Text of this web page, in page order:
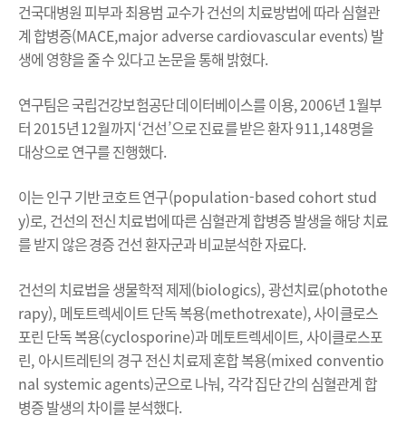
건국대병원 피부과 최용범 교수가 건선의 치료방법에 따라 심혈관
계 합병증(MACE,major adverse cardiovascular events) 발
생에 영향을 줄 수 있다고 논문을 통해 밝혔다.
연구팀은 국립건강보험공단 데이터베이스를 이용, 2006년 1월부
터2015년12월까지‘건선’으로 진료를 받은 환자911,148명을
대상으로 연구를 진행했다.
이는 인구 기반 코호트 연구(population-based cohort stud
y)로, 건선의 전신 치료법에 따른 심혈관계 합병증 발생을 해당 치료
를 받지 않은 경증 건선 환자군과 비교분석한 자료다.
건선의 치료법을 생물학적 제제(biologics),광선치료(photothe
rapy), 메토트렉세이트 단독 복용(methotrexate),사이클로스
포린 단독 복용(cyclosporine)과 메토트렉세이트,사이클로스포
린, 아시트레틴의 경구 전신 치료제 혼합 복용(mixed conventio
nal systemic agents)군으로 나눠, 각각 집단 간의 심혈관계 합
병증 발생의 차이를 분석했다.